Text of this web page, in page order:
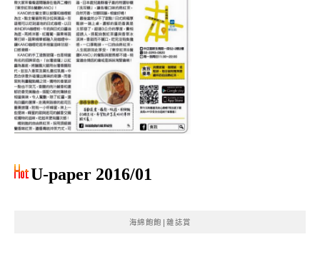
U-paper 2016/01
海綿飽飽|雜誌賞